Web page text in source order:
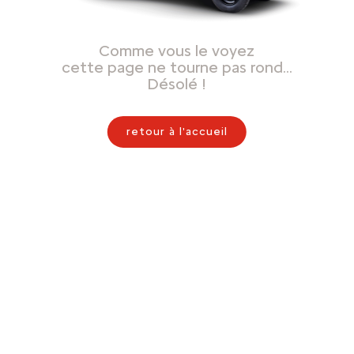
Comme vous le voyez
cette page ne tourne pas rond…
Désolé !
retour à l'accueil